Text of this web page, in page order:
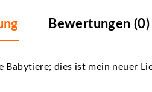
Bewertungen (0)
Babytiere; dies ist mein neuer